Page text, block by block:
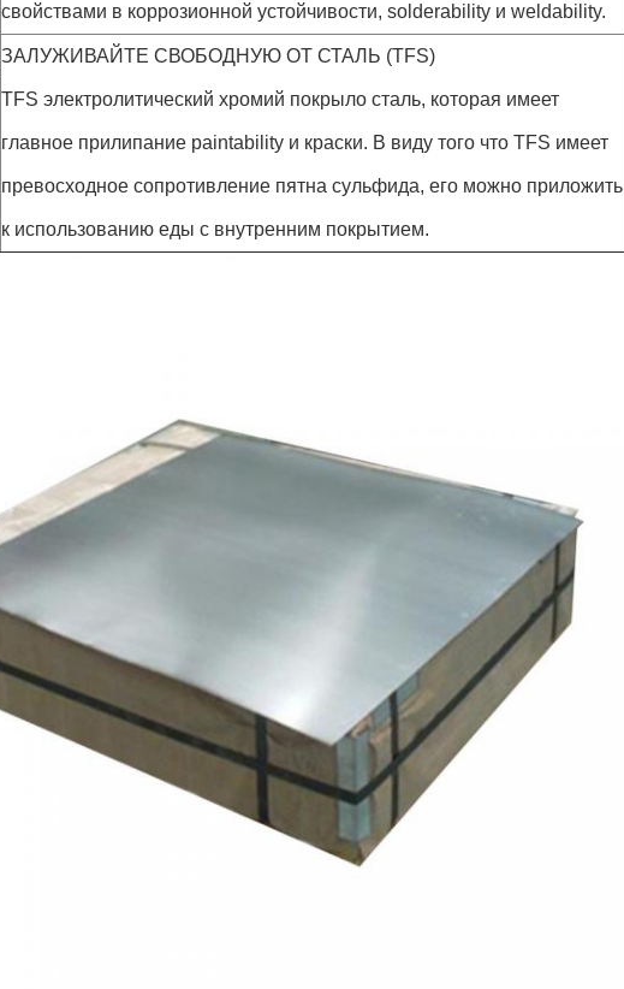
свойствами в коррозионной устойчивости, solderability и weldability.
ЗАЛУЖИВАЙТЕ СВОБОДНУЮ ОТ СТАЛЬ (TFS)
TFS электролитический хромий покрыло сталь, которая имеет
главное прилипание paintability и краски. В виду того что TFS имеет
превосходное сопротивление пятна сульфида, его можно приложить
к использованию еды с внутренним покрытием.